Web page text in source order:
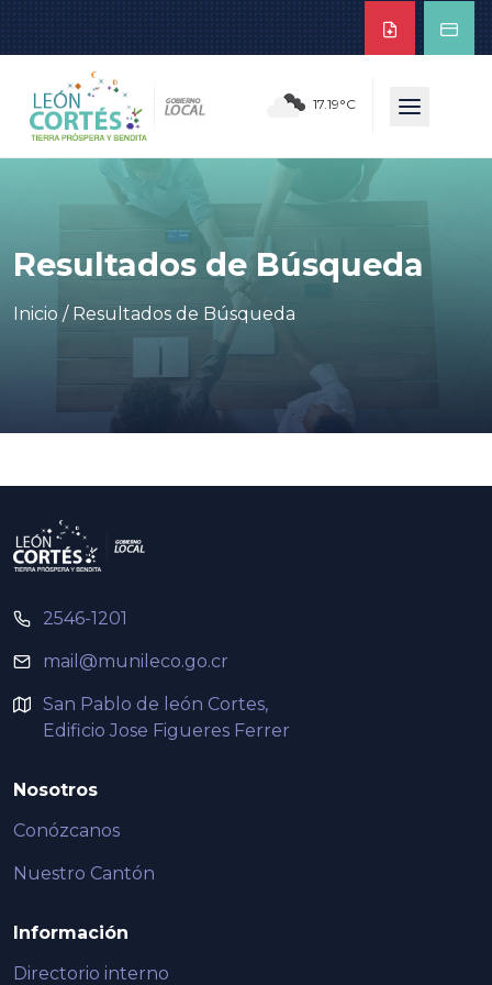
17.19°C
Resultados de Búsqueda
Inicio / Resultados de Búsqueda
2546-1201
mail@munileco.go.cr
San Pablo de león Cortes,
Edificio Jose Figueres Ferrer
Nosotros
Conózcanos
Nuestro Cantón
Información
Directorio interno